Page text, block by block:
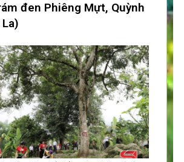
đen Phiêng Mựt, Quỳnh